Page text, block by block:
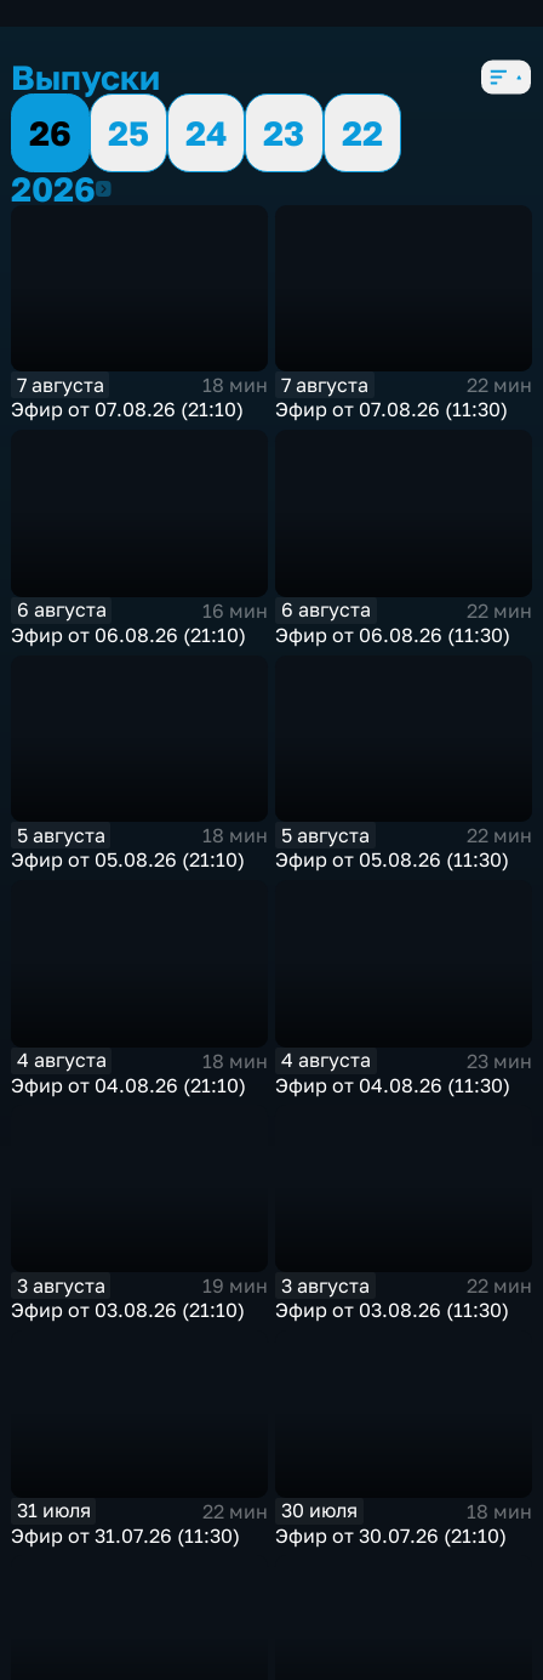
Выпуски
26
25 24 23
22
20262026
7 августа
18 мин
Эфир от 07.08.26 (21:10)
7 августа
22 мин
Эфир от 07.08.26 (11:30)
6 августа
16 мин
Эфир от 06.08.26 (21:10)
6 августа
22 мин
Эфир от 06.08.26 (11:30)
5 августа
18 мин
Эфир от 05.08.26 (21:10)
5 августа
22 мин
Эфир от 05.08.26 (11:30)
4 августа
18 мин
Эфир от 04.08.26 (21:10)
4 августа
23 мин
Эфир от 04.08.26 (11:30)
3 августа
19 мин
Эфир от 03.08.26 (21:10)
3 августа
22 мин
Эфир от 03.08.26 (11:30)
31 июля
22 мин
Эфир от 31.07.26 (11:30)
30 июля
18 мин
Эфир от 30.07.26 (21:10)